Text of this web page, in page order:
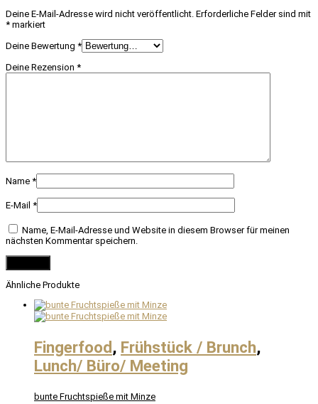
Deine E-Mail-Adresse wird nicht veröffentlicht. Erforderliche Felder sind mit
* markiert
Deine Bewertung *
Deine Rezension *
Name *
E-Mail *
Name, E-Mail-Adresse und Website in diesem Browser für meinen
nächsten Kommentar speichern.
Ähnliche Produkte
Fingerfood , Frühstück / Brunch,
Lunch/ Büro/ Meeting
bunte Fruchtspieße mit Minze